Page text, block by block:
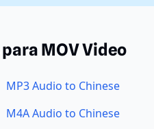
MOV Video
MP3 Audio to Chinese
M4A Audio to Chinese